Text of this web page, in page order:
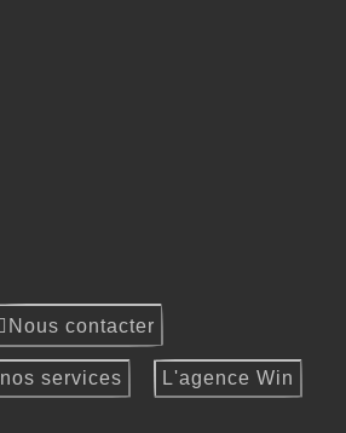
Nous contacter
Restaurateurs: nos services L'agence Win